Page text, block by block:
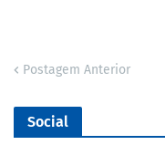
Postagem Anterior
Social